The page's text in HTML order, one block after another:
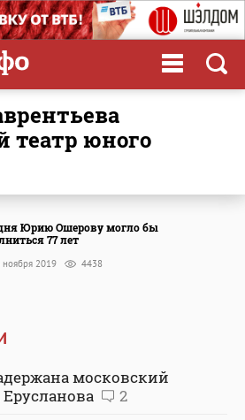
театр юного
Юрию Ошерову могло бы
77 лет
ноября 2019 4438
московский
2